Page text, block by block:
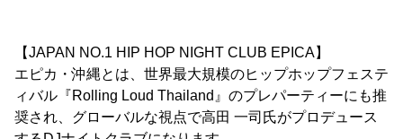
【JAPAN NO.1 HIP HOP NIGHT CLUB EPICA】
エピカ・沖縄とは、世界最大規模のヒップホップフェステ
ィバル『Rolling Loud Thailand』のプレパーティーにも推
奨され、グローバルな視点で高田 一司氏がプロデュース